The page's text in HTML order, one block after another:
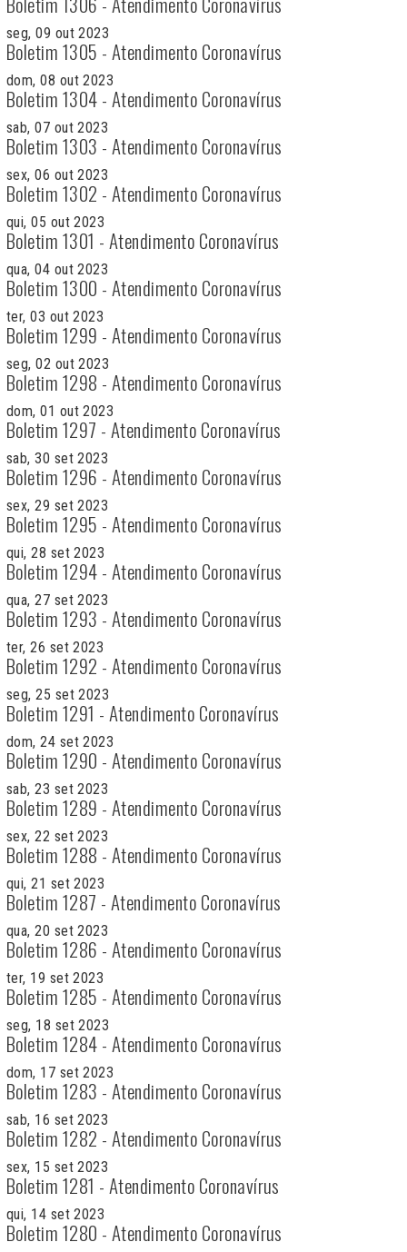
seg, 09 out 2023
Boletim 1305 - Atendimento Coronavírus
dom, 08 out 2023
Boletim 1304 - Atendimento Coronavírus
sab, 07 out 2023
Boletim 1303 - Atendimento Coronavírus
sex, 06 out 2023
Boletim 1302 - Atendimento Coronavírus
qui, 05 out 2023
Boletim 1301 - Atendimento Coronavírus
qua, 04 out 2023
Boletim 1300 - Atendimento Coronavírus
ter, 03 out 2023
Boletim 1299 - Atendimento Coronavírus
seg, 02 out 2023
Boletim 1298 - Atendimento Coronavírus
dom, 01 out 2023
Boletim 1297 - Atendimento Coronavírus
sab, 30 set 2023
Boletim 1296 - Atendimento Coronavírus
sex, 29 set 2023
Boletim 1295 - Atendimento Coronavírus
qui, 28 set 2023
Boletim 1294 - Atendimento Coronavírus
qua, 27 set 2023
Boletim 1293 - Atendimento Coronavírus
ter, 26 set 2023
Boletim 1292 - Atendimento Coronavírus
seg, 25 set 2023
Boletim 1291 - Atendimento Coronavírus
dom, 24 set 2023
Boletim 1290 - Atendimento Coronavírus
sab, 23 set 2023
Boletim 1289 - Atendimento Coronavírus
sex, 22 set 2023
Boletim 1288 - Atendimento Coronavírus
qui, 21 set 2023
Boletim 1287 - Atendimento Coronavírus
qua, 20 set 2023
Boletim 1286 - Atendimento Coronavírus
ter, 19 set 2023
Boletim 1285 - Atendimento Coronavírus
seg, 18 set 2023
Boletim 1284 - Atendimento Coronavírus
dom, 17 set 2023
Boletim 1283 - Atendimento Coronavírus
sab, 16 set 2023
Boletim 1282 - Atendimento Coronavírus
sex, 15 set 2023
Boletim 1281 - Atendimento Coronavírus
qui, 14 set 2023
Boletim 1280 - Atendimento Coronavírus